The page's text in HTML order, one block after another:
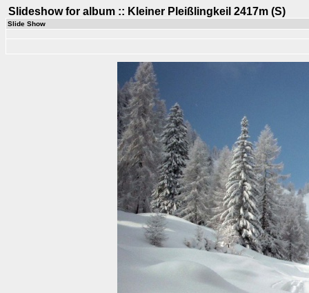
Slideshow for album :: Kleiner Pleißlingkeil 2417m (S)
Slide Show